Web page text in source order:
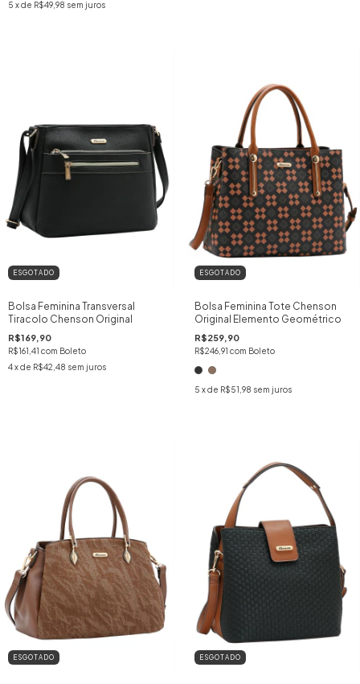
5 x de R$49,98 sem juros
ESGOTADO
Bolsa Feminina Transversal
Tiracolo Chenson Original
R$169,90
R$161,41 com Boleto
4x de R$42,48 sem juros
ESGOTADO
Bolsa Feminina Tote Chenson
Original Elemento Geométrico
R$259,90
R$246,91 com Boleto
5 x de R$51,98 sem juros
ESGOTADO ESGOTADO